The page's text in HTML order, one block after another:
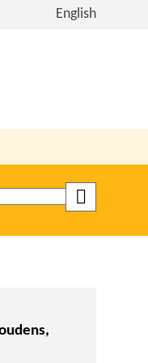
Bekijk
English